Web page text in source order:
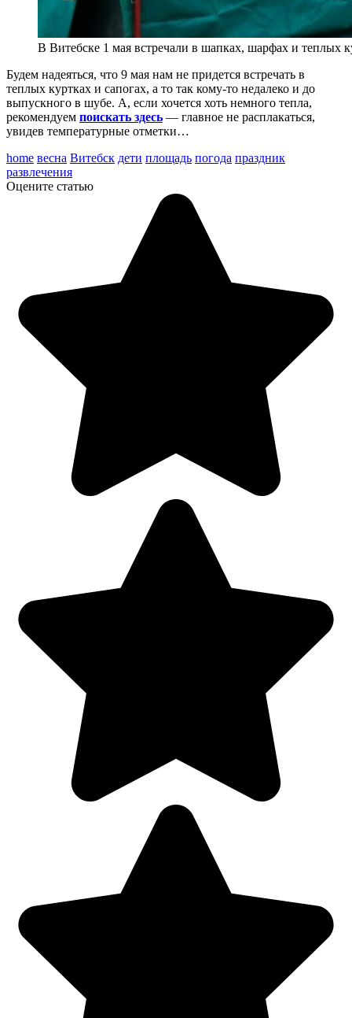
В Витебске 1 мая встречали в шапках, шарфах и теплых
Будем надеяться, что 9 мая нам не придется встречать в
теплых куртках и сапогах, а то так кому-то недалеко и до
выпускного в шубе. А, если хочется хоть немного тепла,
рекомендуем поискать здесь — главное не расплакаться,
увидев температурные отметки…
home весна Витебск дети площадь погода праздник
развлечения
Оцените статью